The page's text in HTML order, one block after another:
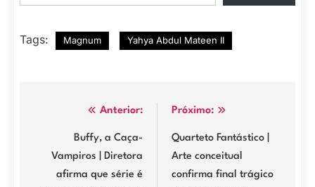
Tags: Magnum Yahya Abdul Mateen II
Navegação
Post
Anterior:
Buffy, a Caça-
Vampiros | Diretora
afirma que série é
Próximo:
Quarteto Fantástico |
Arte conceitual
confirma final trágico